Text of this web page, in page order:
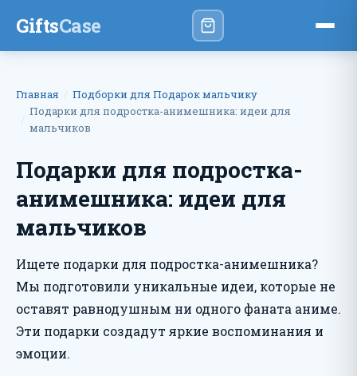
GiftsCase
Главная
Подборки для Подарок мальчику
Подарки для подростка-анимешника: идеи для
мальчиков
Подарки для подростка-
анимешника: идеи для
мальчиков
Ищете подарки для подростка-анимешника?
Мы подготовили уникальные идеи, которые не
оставят равнодушным ни одного фаната аниме.
Эти подарки создадут яркие воспоминания и
эмоции.